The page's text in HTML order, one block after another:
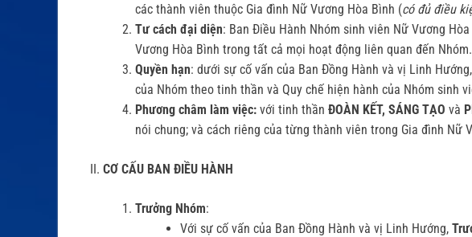
các thành viên thuộc Gia đình Nữ Vương Hòa Bình (có đủ điều
Tư cách đại diện: Ban Điều Hành Nhóm sinh viên Nữ Vương
Vương Hòa Bình trong tất cả mọi hoạt động liên quan đến Nhóm.
Quyền hạn: dưới sự cố vấn của Ban Đồng Hành và vị Linh
của Nhóm theo tinh thần và Quy chế hiện hành của Nhóm sinh
Phương châm làm việc: với tinh thần ĐOÀN KẾT, SÁNG TẠO và
nói chung; và cách riêng của từng thành viên trong Gia đình Nữ
II. CƠ CẤU BAN ĐIỀU HÀNH
Trưởng Nhóm:
Với sự cố vấn của Ban Đồng Hành và vị Linh Hướng,